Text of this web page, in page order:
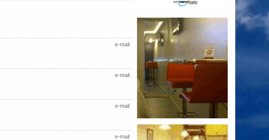
e-mail
e-mail
e-mail
e-mail